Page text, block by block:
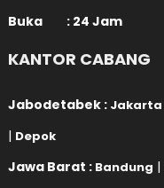
Buka : 24 Jam
KANTOR CABANG
Jabodetabek : Jakarta
| Depok
Jawa Barat : Bandung |